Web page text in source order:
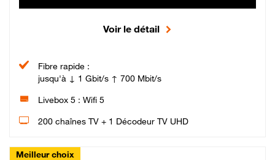
Voir le détail
Fibre rapide :
jusqu'à ↓ 1 Gbit/s ↑ 700 Mbit/s
Livebox 5 : Wifi 5
200 chaînes TV + 1 Décodeur TV UHD
Meilleur choix